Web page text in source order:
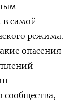
в самой
режима.
опасения
сообщества,